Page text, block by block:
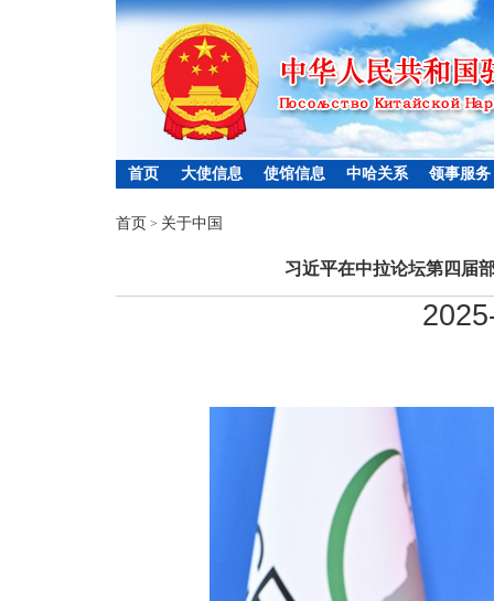
首页 大使信息 使馆信息 中哈关系 领事服务
首页 > 关于中国
习近平在中拉论坛第四届